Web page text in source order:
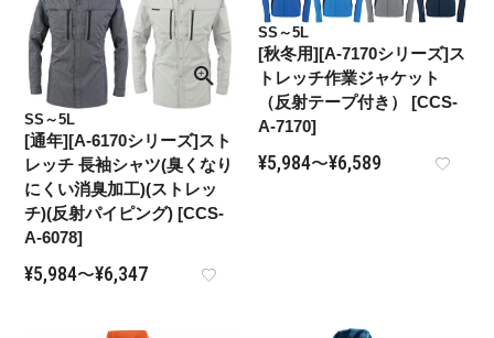
SS～5L
[通年][A-6170シリーズ]スト
レッチ 長袖シャツ(臭くなり
にくい消臭加工)(ストレッ
チ)(反射パイピング) [CCS-
A-6078]
¥5,984〜¥6,347
SS～5L
[秋冬用][A-7170シリーズ]ス
トレッチ作業ジャケット
（反射テープ付き） [CCS-
A-7170]
¥5,984〜¥6,589